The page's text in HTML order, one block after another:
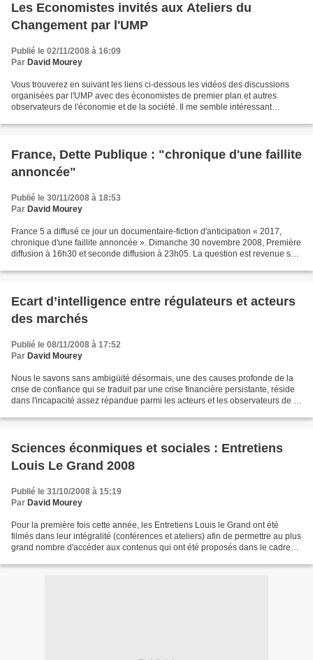
Les Economistes invités aux Ateliers du
Changement par l'UMP
Publié le 02/11/2008 à 16:09
Par David Mourey
Vous trouverez en suivant les liens ci-dessous les vidéos des discussions
organisées par l'UMP avec des économistes de premier plan et autres
observateurs de l'économie et de la société. Il me semble intéressant
France, Dette Publique : "chronique d'une faillite
annoncée"
Publié le 30/11/2008 à 18:53
Par David Mourey
France 5 a diffusé ce jour un documentaire-fiction d'anticipation « 2017,
chronique d'une faillite annoncée ». Dimanche 30 novembre 2008, Première
diffusion à 16h30 et seconde diffusion à 23h05. La question est revenue sur
Ecart d’intelligence entre régulateurs et acteurs
des marchés
Publié le 08/11/2008 à 17:52
Par David Mourey
Nous le savons sans ambigüité désormais, une des causes profonde de la
crise de confiance qui se traduit par une crise financière persistante, réside
dans l'incapacité assez répandue parmi les acteurs et les observateurs de la
Sciences éconmiques et sociales : Entretiens
Louis Le Grand 2008
Publié le 31/10/2008 à 15:19
Par David Mourey
Pour la première fois cette année, les Entretiens Louis le Grand ont été
filmés dans leur intégralité (conférences et ateliers) afin de permettre au plus
grand nombre d'accéder aux contenus qui ont été proposés dans le cadre